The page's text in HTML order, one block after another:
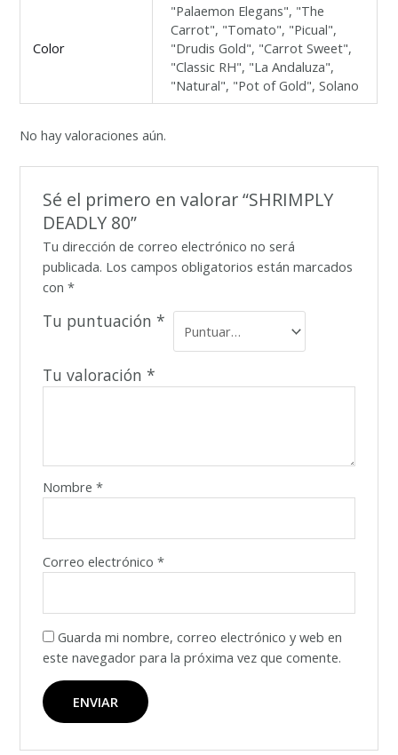
Color
"Palaemon Elegans", "The
Carrot", "Tomato", "Picual",
"Drudis Gold", "Carrot Sweet",
"Classic RH", "La Andaluza",
"Natural", "Pot of Gold", Solano
No hay valoraciones aún.
Sé el primero en valorar “SHRIMPLY
DEADLY 80”
Tu dirección de correo electrónico no será
publicada. Los campos obligatorios están marcados
con *
Tu puntuación *
Tu valoración *
Nombre *
Correo electrónico *
Guarda mi nombre, correo electrónico y web en
este navegador para la próxima vez que comente.